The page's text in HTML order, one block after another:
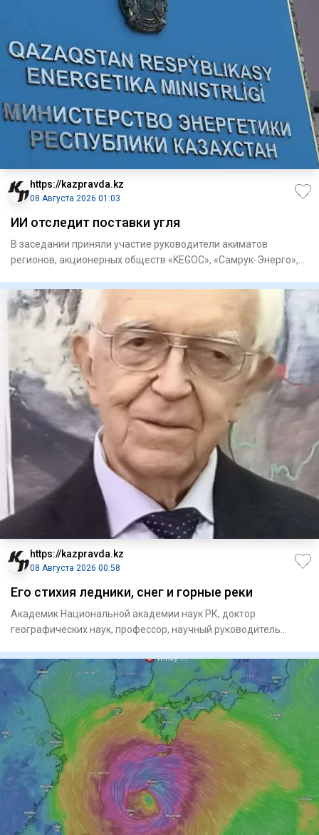
https://kazpravda.kz
08 Августа 2026 01:03
ИИ отследит поставки угля
В заседании приняли участие руководители акиматов
регионов, акционерных обществ «KEGOC», «Самрук-Энерго»,
https://kazpravda.kz
08 Августа 2026 00:58
Его стихия ледники, снег и горные реки
Академик Национальной академии наук РК, доктор
географических наук, профессор, научный руководитель